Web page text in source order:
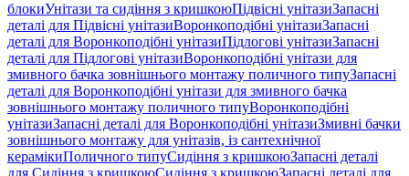
блокиУнітази та сидіння з кришкоюПідвісні унітазиЗапасні
деталі для Підвісні унітазиВоронкоподібні унітазиЗапасні
деталі для Воронкоподібні унітазиПідлогові унітазиЗапасні
деталі для Підлогові унітазиВоронкоподібні унітази для
змивного бачка зовнішнього монтажу поличного типуЗапасні
деталі для Воронкоподібні унітази для змивного бачка
зовнішнього монтажу поличного типуВоронкоподібні
унітазиЗапасні деталі для Воронкоподібні унітазиЗмивні бачки
зовнішнього монтажу для унітазів, із сантехнічної
керамікиПоличного типуСидіння з кришкоюЗапасні деталі
для Сидіння з кришкоюСидіння з кришкоюЗапасні деталі для